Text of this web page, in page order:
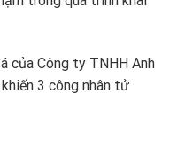
của Công ty TNHH Anh
3 công nhân tử